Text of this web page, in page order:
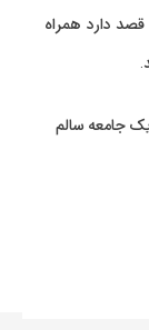
دارد همراه
جامعه سالم
معین